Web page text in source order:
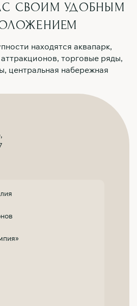
СВОИМ УДОБНЫМ
находятся аквапарк,
торговые ряды,
центральная набережная